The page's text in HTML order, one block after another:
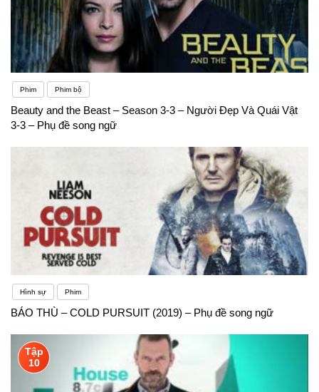
Phim Phim bộ
Beauty and the Beast – Season 3-3 – Người Đẹp Và Quái Vật
3-3 – Phụ đề song ngữ
Hình sự Phim
BÁO THÙ – COLD PURSUIT (2019) – Phụ đề song ngữ
Tập
10